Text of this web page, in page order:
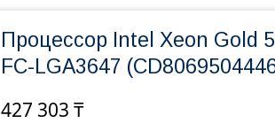
Процессор Intel Xeon Gold
FC-LGA3647
427 303 ₸